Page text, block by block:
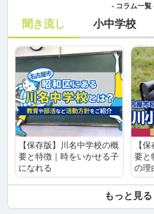
- コラム一覧
聞き流し 小中学校
【保存版】川名中学校の概
要と特徴｜時をいかせる子
になれる
【
要と
の理
もっと見る